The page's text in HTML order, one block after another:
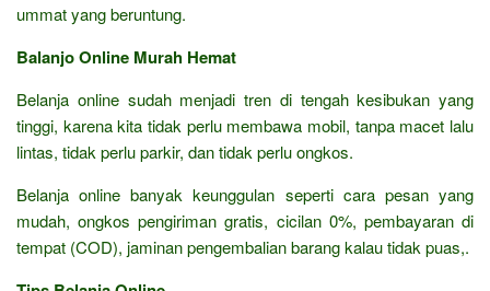
ummat yang beruntung.
Balanjo Online Murah Hemat
Belanja online sudah menjadi tren di tengah kesibukan yang
tinggi, karena kita tidak perlu membawa mobil, tanpa macet lalu
lintas, tidak perlu parkir, dan tidak perlu ongkos.
Belanja online banyak keunggulan seperti cara pesan yang
mudah, ongkos pengiriman gratis, cicilan 0%, pembayaran di
tempat (COD), jaminan pengembalian barang kalau tidak puas,.